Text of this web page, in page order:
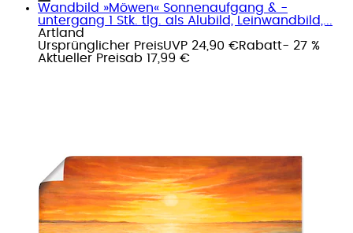
Wandbild »Möwen« Sonnenaufgang & -
untergang 1 Stk. tlg. als Alubild, Leinwandbild,...
Artland
Ursprünglicher PreisUVP 24,90 €Rabatt- 27 %
Aktueller Preisab 17,99 €